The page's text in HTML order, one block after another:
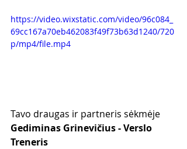
https://video.wixstatic.com/video/96c084_
69cc167a70eb462083f49f73b63d1240/720
p/mp4/file.mp4
Tavo draugas ir partneris sėkmėje
Gediminas Grinevičius - Verslo
Treneris